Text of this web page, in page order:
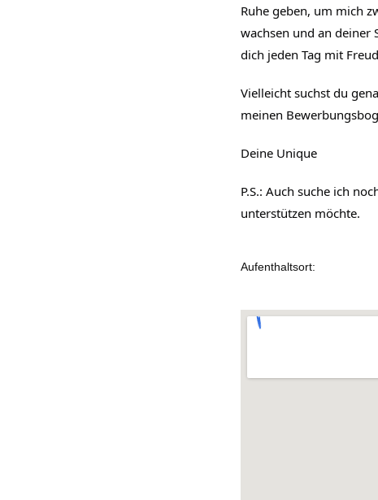
Ruhe geben, um mich
wachsen und an deiner
dich jeden Tag mit
Vielleicht suchst du
meinen
Deine Unique
P.S.: Auch suche ich
unterstützen möchte.
Aufenthaltsort: